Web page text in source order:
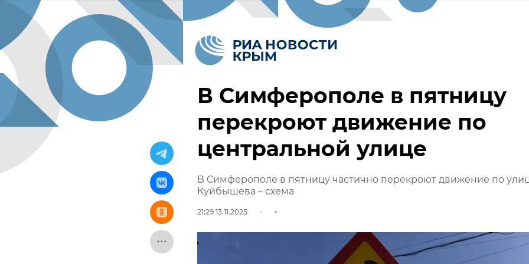
В Симферополе в пятницу
перекроют движение по
центральной улице
В Симферополе в пятницу частично перекроют движение по
Куйбышева – схема
21:29 13.11.2025